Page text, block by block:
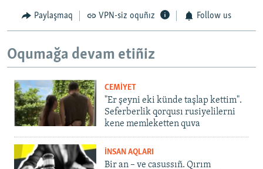
Paylaşmaq VPN-siz oquñız Follow us
Oqumağa devam etiñiz
CEMİYET
"Er şeyni eki künde taşlap kettim".
Seferberlik qorqusı rusiyelilerni
kene memleketten quva
İNSAN AQLARI
Bir an – ve casussıñ. Qırım